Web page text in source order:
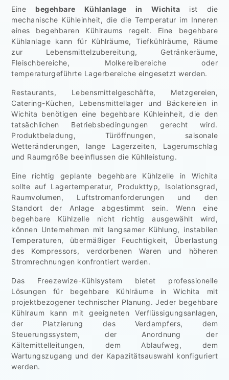
Eine begehbare Kühlanlage in Wichita ist die
mechanische Kühleinheit, die die Temperatur im Inneren
eines begehbaren Kühlraums regelt. Eine begehbare
Kühlanlage kann für Kühlräume, Tiefkühlräume, Räume
zur Lebensmittelzubereitung, Getränkeräume,
Fleischbereiche, Molkereibereiche oder
temperaturgeführte Lagerbereiche eingesetzt werden.
Restaurants, Lebensmittelgeschäfte, Metzgereien,
Catering-Küchen, Lebensmittellager und Bäckereien in
Wichita benötigen eine begehbare Kühleinheit, die den
tatsächlichen Betriebsbedingungen gerecht wird.
Produktbeladung, Türöffnungen, saisonale
Wetteränderungen, lange Lagerzeiten, Lagerumschlag
und Raumgröße beeinflussen die Kühlleistung.
Eine richtig geplante begehbare Kühlzelle in Wichita
sollte auf Lagertemperatur, Produkttyp, Isolationsgrad,
Raumvolumen, Luftstromanforderungen und den
Standort der Anlage abgestimmt sein. Wenn eine
begehbare Kühlzelle nicht richtig ausgewählt wird,
können Unternehmen mit langsamer Kühlung, instabilen
Temperaturen, übermäßiger Feuchtigkeit, Überlastung
des Kompressors, verdorbenen Waren und höheren
Stromrechnungen konfrontiert werden.
Das Freezewize-Kühlsystem bietet professionelle
Lösungen für begehbare Kühlräume in Wichita mit
projektbezogener technischer Planung. Jeder begehbare
Kühlraum kann mit geeigneten Verflüssigungsanlagen,
der Platzierung des Verdampfers, dem
Steuerungssystem, der Anordnung der
Kältemittelleitungen, dem Ablaufweg, dem
Wartungszugang und der Kapazitätsauswahl konfiguriert
werden.